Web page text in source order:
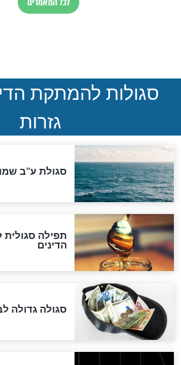
סימני שאלה
המסמך האבוד
במרתפי מוסקבה:
הנדיר של
"מודה לקב"ה על
לכל המאמרים
אחרית הימים